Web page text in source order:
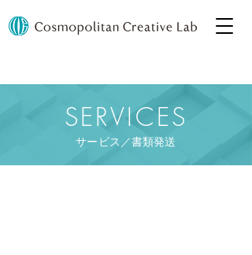
​SERVICES
サービス／書類発送